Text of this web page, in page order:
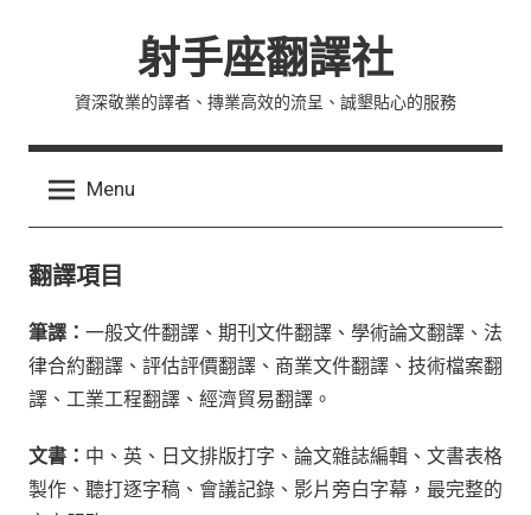
射手座翻譯社
資深敬業的譯者、摶業高效的流呈、誠墾貼心的服務
Menu
翻譯項目
筆譯： 一般文件翻譯、期刊文件翻譯、學術論文翻譯、法
律合約翻譯、評估評價翻譯、商業文件翻譯、技術檔案翻
譯、工業工程翻譯、經濟貿易翻譯。
文書： 中、英、日文排版打字、論文雜誌編輯、文書表格
製作、聽打逐字稿、會議記錄、影片旁白字幕，最完整的